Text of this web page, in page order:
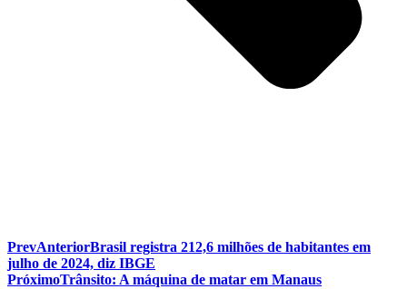
PrevAnteriorBrasil registra 212,6 milhões de habitantes em
julho de 2024, diz IBGE
PróximoTrânsito: A máquina de matar em Manaus